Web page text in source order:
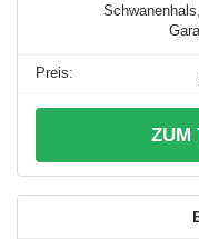
ZUM